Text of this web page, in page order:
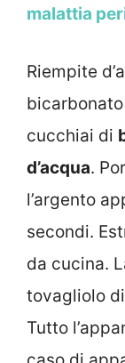
malattia
Riempite
cucchiai di
d’acqua.
l’argento
secondi.
da cucina.
tovagliolo
Tutto